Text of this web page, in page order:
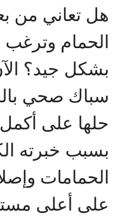
هل تعاني من
الحمام
بشكل جيد؟
سباك صحي
حلها على
بسبب خبرته
الحمامات
على أعلى